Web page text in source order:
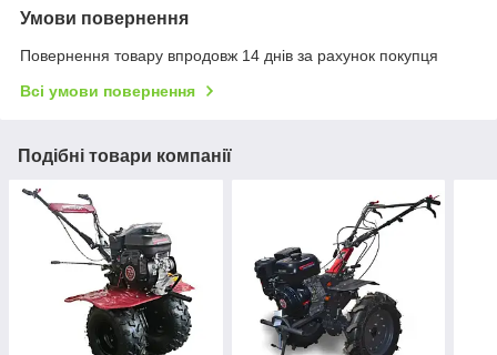
Умови повернення
Повернення товару впродовж 14 днів за рахунок покупця
Всі умови повернення
Подібні товари компанії